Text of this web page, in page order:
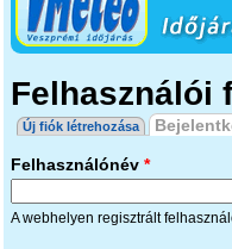
Felhasználói
Elsődleges fülek
Új fiók létrehozása
Felhasználónév *
A webhelyen regisztrált